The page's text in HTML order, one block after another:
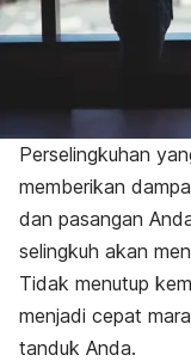
Perselingkuhan
memberikan
dan pasangan
selingkuh akan
Tidak menutup
menjadi cepat
tanduk Anda.